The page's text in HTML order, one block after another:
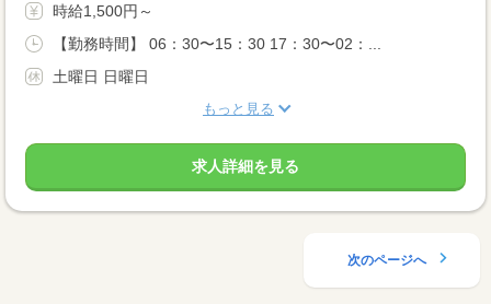
時給1,500円～
【勤務時間】 06：30〜15：30 17：30〜02：...
土曜日 日曜日
もっと見る
求人詳細を見る
次のページへ